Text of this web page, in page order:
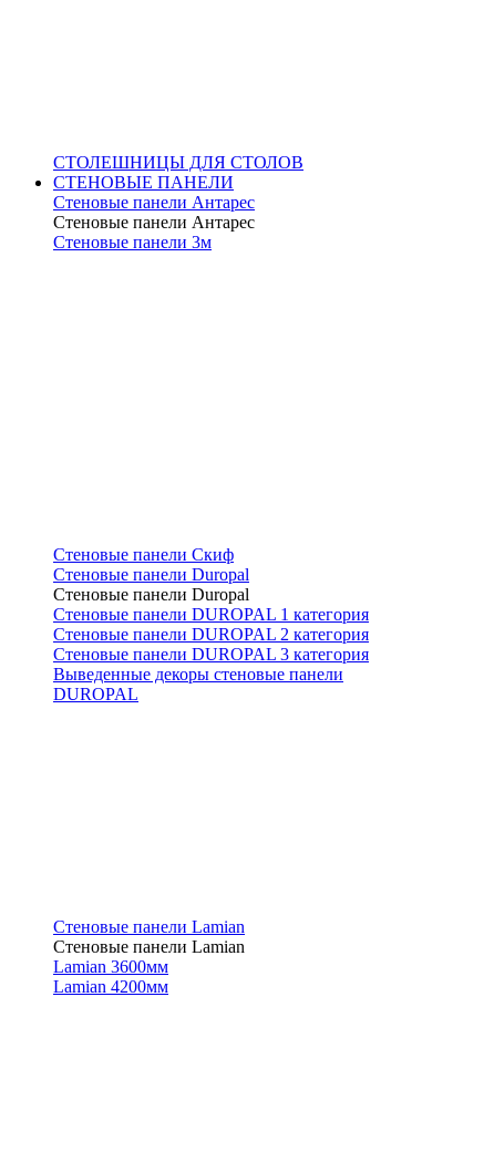
СТОЛЕШНИЦЫ ДЛЯ СТОЛОВ
СТЕНОВЫЕ ПАНЕЛИ
Стеновые панели Антарес
Стеновые панели Антарес
Стеновые панели 3м
Стеновые панели Скиф
Стеновые панели Duropal
Стеновые панели Duropal
Стеновые панели DUROPAL 1 категория
Стеновые панели DUROPAL 2 категория
Стеновые панели DUROPAL 3 категория
Выведенные декоры стеновые панели
DUROPAL
Стеновые панели Lamian
Стеновые панели Lamian
Lamian 3600мм
Lamian 4200мм